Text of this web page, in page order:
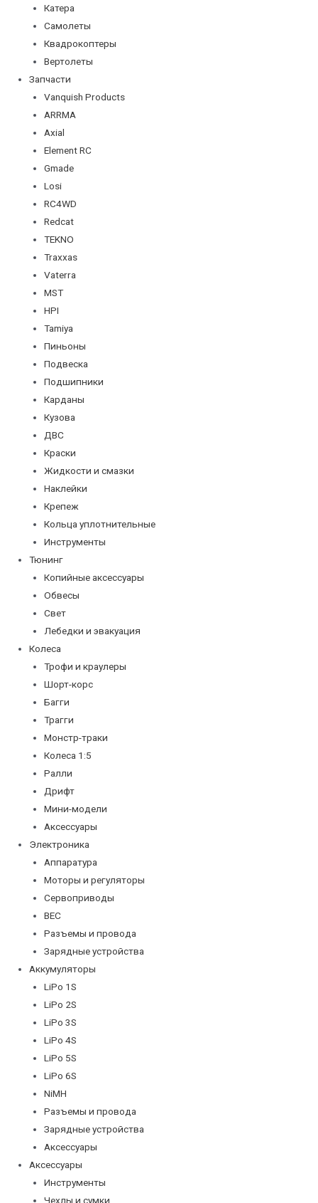
Катера
Самолеты
Квадрокоптеры
Вертолеты
Запчасти
Vanquish Products
ARRMA
Axial
Element RC
Gmade
Losi
RC4WD
Redcat
TEKNO
Traxxas
Vaterra
MST
HPI
Tamiya
Пиньоны
Подвеска
Подшипники
Карданы
Кузова
ДВС
Краски
Жидкости и смазки
Наклейки
Крепеж
Кольца уплотнительные
Инструменты
Тюнинг
Копийные аксессуары
Обвесы
Свет
Лебедки и эвакуация
Колеса
Трофи и краулеры
Шорт-корс
Багги
Трагги
Монстр-траки
Колеса 1:5
Ралли
Дрифт
Мини-модели
Аксессуары
Электроника
Аппаратура
Моторы и регуляторы
Сервоприводы
BEC
Разъемы и провода
Зарядные устройства
Аккумуляторы
LiPo 1S
LiPo 2S
LiPo 3S
LiPo 4S
LiPo 5S
LiPo 6S
NiMH
Разъемы и провода
Зарядные устройства
Аксессуары
Аксессуары
Инструменты
Чехлы и сумки